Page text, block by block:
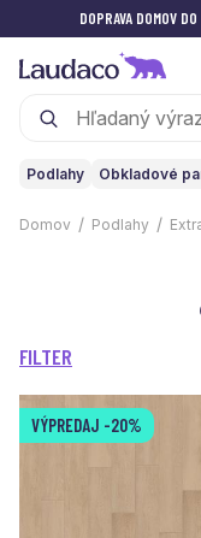
DOPRAVA DOMOV
Podlahy Obkladové
Domov Podlahy
FILTER
VÝPREDAJ -20%